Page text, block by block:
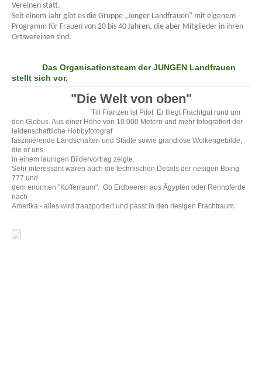
Vereinen statt.
Seit einem Jahr gibt es die Gruppe „Junger Landfrauen“ mit eigenem
Programm für Frauen von 20 bis 40 Jahren, die aber Mitglieder in ihren
Ortsvereinen sind.
Das Organisationsteam der JUNGEN Landfrauen
stellt sich vor.
"Die Welt von oben"
Till Franzen ist Pilot. Er fliegt Frachtgut rund um
den Globus. Aus einer Höhe von 10.000 Metern und mehr fotografiert der
leidenschaftliche Hobbyfotograf
faszinierende Landschaften und Städte sowie grandiose Wolkengebilde,
die er uns
in einem launigen Bildervortrag zeigte.
Sehr interessant waren auch die technischen Details der riesigen Boing
777 und
dem enormen "Kofferraum". Ob Erdbeeren aus Ägypten oder Rennpferde
nach
Amerika - alles wird tranzportiert und passt in den riesigen Frachtraum.